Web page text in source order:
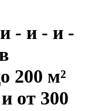
- и - и -
200 м²
от 300